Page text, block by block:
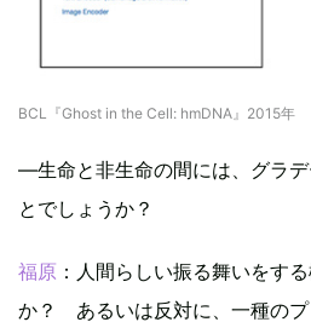
BCL『Ghost in the Cell: hmDNA』2015年
―生命と非生命の間には、グラ
とでしょうか？
福原 ：人間らしい振る舞いをす
か？ あるいは反対に、一種の